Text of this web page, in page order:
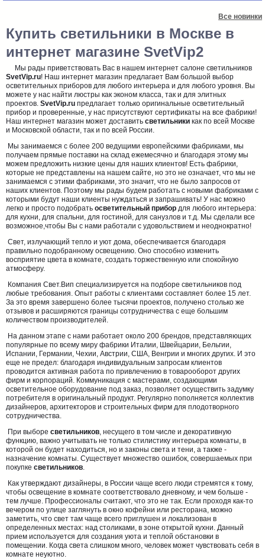
Все новинки
Купить светильники в Москве в
интернет магазине SvetVip2
Мы рады приветствовать Вас в нашем интернет салоне светильников
SvetVip.ru! Наш интернет магазин предлагает Вам большой выбор
осветительных приборов для любого интерьера и для любого уровня. Вы
можете у нас найти люстры как эконом класса, так и для элитных
проектов. SvetVip.ru предлагает только оригинальные осветительный
прибор и проверенные, у нас присутствуют сертификаты на все фабрики!
Наш интернет магазин может доставить светильники как по всей Москве
и Московской области, так и по всей России.
Мы занимаемся с более 200 ведущими европейскими фабриками, мы
получаем прямые поставки на склад ежемесячно и благодаря этому мы
можем предложить низкие цены для наших клиентов! Есть фабрики,
которые не представлены на нашем сайте, но это не означает, что мы не
занимаемся с этими фабриками, это значит, что не было запросов от
наших клиентов. Поэтому мы рады будем работать с новыми фабриками с
которыми будут наши клиенты нуждаться и запрашивать! У нас можно
легко и просто подобрать осветительный прибор для любого интерьера:
для кухни, для спальни, для гостиной, для санузлов и т.д. Мы сделали все
возможное,чтобы Вы с нами работали с удовольствием и неоднократно!
Свет, излучающий тепло и уют дома, обеспечивается благодаря
правильно подобранному освещению. Оно способно изменить
восприятие цвета в комнате, создать торжественную или спокойную
атмосферу.
Компания Свет.Вип специализируется на подборе светильников под
любые требования. Опыт работы с клиентами составляет более 15 лет.
За это время завершено более тысячи проектов, получено столько же
отзывов и расширяются границы сотрудничества с еще большим
количеством производителей.
На данном этапе с нами работает около 200 брендов, представляющих
популярные по всему миру фабрики Италии, Швейцарии, Бельгии,
Испании, Германии, Чехии, Австрии, США, Венгрии и многих других. И это
еще не предел: благодаря индивидуальным запросам клиентов
проводится активная работа по привлечению в товарооборот других
фирм и корпораций. Коммуникация с мастерами, создающими
осветительное оборудование под заказ, позволяет осуществить задумку
потребителя в оригинальный продукт. Регулярно пополняется коллектив
дизайнеров, архитекторов и строительных фирм для плодотворного
сотрудничества.
При выборе светильников, несущего в том числе и декоративную
функцию, важно учитывать не только стилистику интерьера комнаты, в
которой он будет находиться, но и законы света и тени, а также -
назначение комнаты. Существует множество ошибок, совершаемых при
покупке светильников.
Как утверждают дизайнеры, в России чаще всего люди стремятся к тому,
чтобы освещение в комнате соответствовало дневному, и чем больше -
тем лучше. Профессионалы считают, что это не так. Если проходя как-то
вечером по улице заглянуть в окно кофейни или ресторана, можно
заметить, что свет там чаще всего приглушен и локализован в
определенных местах: над столиками, в зоне открытой кухни. Данный
прием используется для создания уюта и теплой обстановки в
помещении. Когда света слишком много, человек может чувствовать себя в
комнате неуютно.